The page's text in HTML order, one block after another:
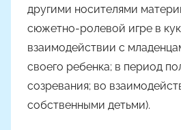
другими носителями
сюжетно-ролевой игре в
взаимодействии с
своего ребенка; в период
созревания; во
собственными детьми).